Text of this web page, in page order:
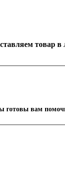
товар
готовы вам